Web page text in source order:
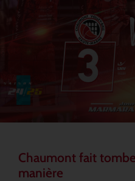
Chaumont fait
manière